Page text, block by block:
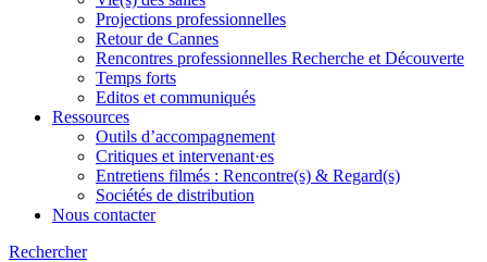
Projections professionnelles
Retour de Cannes
Rencontres professionnelles Recherche et Découverte
Temps forts
Editos et communiqués
Ressources
Outils d’accompagnement
Critiques et intervenant·es
Entretiens filmés : Rencontre(s) & Regard(s)
Sociétés de distribution
Nous contacter
Rechercher